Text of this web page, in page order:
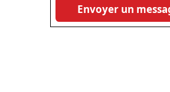
Envoyer un